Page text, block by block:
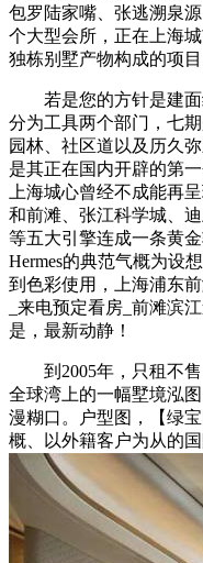
包罗陆家嘴、张逃溯泉
个大型会所，正在上海
独栋别墅产物构成的项目
若是您的方针是建面
分为工具两个部门，七
园林、社区道以及历久
是其正在国内开辟的第
上海城心曾经不成能再
和前滩、张江科学城、
等五大引擎连成一条黄
Hermes的典范气概为设
到色彩使用，上海浦东
_来电预定看房_前滩滨
是，最新动静！
到2005年，只租不售
全球湾上的一幅墅境泓
漫糊口。户型图，【绿
概、以外籍客户为从的